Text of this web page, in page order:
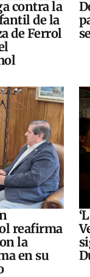
contra la
de la
de Ferrol
reafirma
la
en su